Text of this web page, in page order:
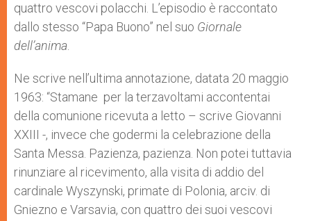
quattro vescovi polacchi. L’episodio è raccontato
dallo stesso “Papa Buono” nel suo Giornale
dell’anima
Ne scrive nell’ultima annotazione, datata 20 maggio
1963: “Stamane per la terzavoltami accontentai
della comunione ricevuta a letto – scrive Giovanni
XXIII -, invece che godermi la celebrazione della
Santa Messa. Pazienza, pazienza. Non potei tuttavia
rinunziare al ricevimento, alla visita di addio del
cardinale Wyszynski, primate di Polonia, arciv. di
Gniezno e Varsavia, con quattro dei suoi vescovi